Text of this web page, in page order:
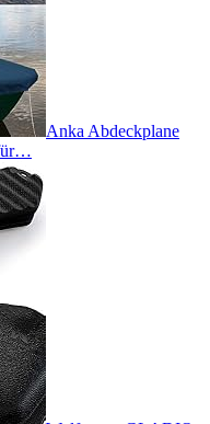
Anka Abdeckplane